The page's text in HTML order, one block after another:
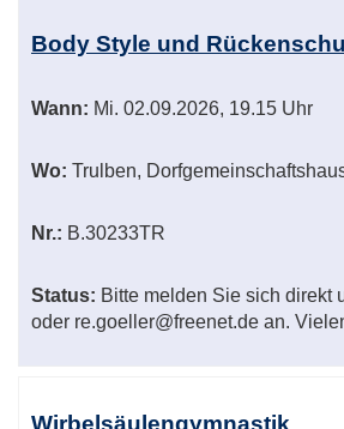
Body Style und
Wann: Mi. 02.09.2026, 19.15 Uhr
Wo: Trulben,
Nr.: B.30233TR
Status: Bitte melden Sie sich direkt
oder re.goeller@freenet.de an.
Wirbelsäulengymnastik